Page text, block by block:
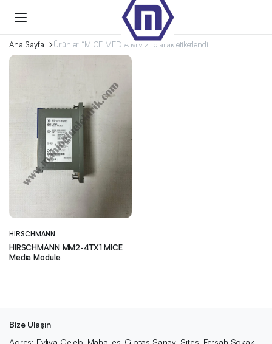
Ana Sayfa Ürünler “MICE MEDIA MM2” olarak etiketlendi
HIRSCHMANN
HIRSCHMANN MM2-4TX1 MICE
Media Module
Bize Ulaşın
Adres: Evliya Çelebi Mahallesi Giptaş Sanayi Sitesi Fersah Sokak